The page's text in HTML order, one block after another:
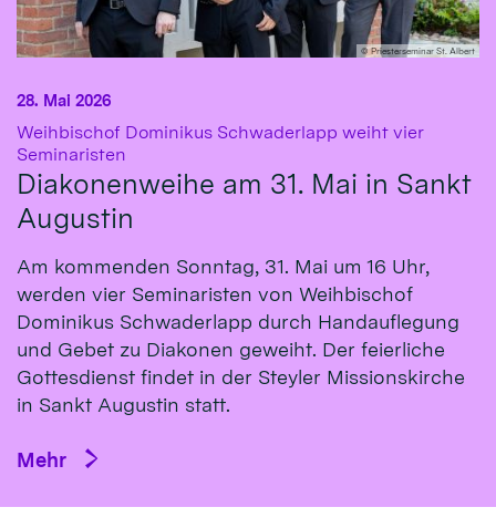
© Priesterseminar St. Albert
Weihbischof Dominikus Schwaderlapp weiht vier
Seminaristen
Diakonenweihe am 31. Mai in Sankt
Augustin
28. Mai 2026
Am kommenden Sonntag, 31. Mai um 16 Uhr,
werden vier Seminaristen von Weihbischof
Dominikus Schwaderlapp durch Handauflegung
und Gebet zu Diakonen geweiht. Der feierliche
Gottesdienst findet in der Steyler Missionskirche
in Sankt Augustin statt.
Mehr